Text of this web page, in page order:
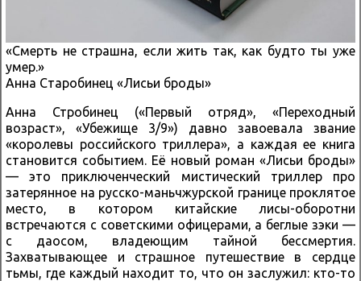
«Смерть не страшна, если жить так, как будто ты уже
умер.»
Анна Cтаробинец «Лисьи броды»
Анна Стробинец («Первый отряд», «Переходный
возраст», «Убежище 3/9») давно завоевала звание
«королевы российского триллера», а каждая ее книга
становится событием. Её новый роман «Лисьи броды»
— это приключенческий мистический триллер про
затерянное на русско-маньчжурской границе проклятое
место, в котором китайские лисы-оборотни
встречаются с советскими офицерами, а беглые зэки —
с даосом, владеющим тайной бессмертия.
Захватывающее и страшное путешествие в сердце
тьмы, где каждый находит то, что он заслужил: кто-то